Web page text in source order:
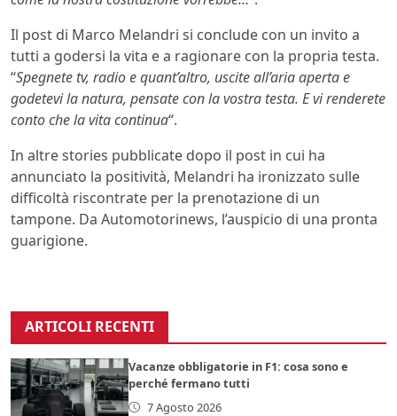
Il post di Marco Melandri si conclude con un invito a
tutti a godersi la vita e a ragionare con la propria testa.
“Spegnete tv, radio e quant’altro, uscite all’aria aperta e
godetevi la natura, pensate con la vostra testa. E vi renderete
conto che la vita continua“.
In altre stories pubblicate dopo il post in cui ha
annunciato la positività, Melandri ha ironizzato sulle
difficoltà riscontrate per la prenotazione di un
tampone. Da Automotorinews, l’auspicio di una pronta
guarigione.
ARTICOLI RECENTI
Vacanze obbligatorie in F1: cosa sono e
perché fermano tutti
7 Agosto 2026